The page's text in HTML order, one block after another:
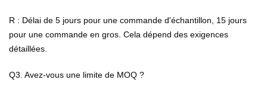
R : Délai de 5 jours pour une commande d'échantillon, 15 jours
pour une commande en gros. Cela dépend des exigences
détaillées.
Q3. Avez-vous une limite de MOQ ?